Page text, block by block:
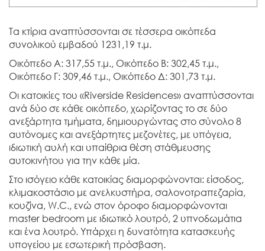
Τα κτίρια αναπτύσσονται σε τέσσερα οικόπεδα
συνολικού εμβαδού 1231,19 τ.μ.
Οικόπεδο Α: 317,55 τ.μ., Οικόπεδο Β: 302,45 τ.μ.,
Οικόπεδο Γ: 309,46 τ.μ., Οικόπεδο Δ: 301,73 τ.μ.
Οι κατοικίες του «Riverside Residences» αναπτύσσονται
ανά δύο σε κάθε οικόπεδο, χωρίζοντας το σε δύο
ανεξάρτητα τμήματα, δημιουργώντας στο σύνολο 8
αυτόνομες και ανεξάρτητες μεζονέτες, με υπόγεια,
ιδιωτική αυλή και υπαίθρια θέση στάθμευσης
αυτοκινήτου για την κάθε μία.
Στο ισόγειο κάθε κατοικίας διαμορφώνονται: είσοδος,
κλιμακοστάσιο με ανελκυστήρα, σαλονοτραπεζαρία,
κουζίνα, W.C., ενώ στον όροφο διαμορφώνονται
master bedroom με ιδιωτικό λουτρό, 2 υπνοδωμάτια
και ένα λουτρό. Υπάρχει η δυνατότητα κατασκευής
υπογείου με εσωτερική πρόσβαση.